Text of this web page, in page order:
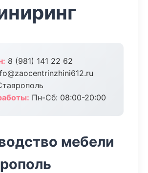
8 (981) 141 22 62
Пн-Сб: 08:00-20:00
мебели